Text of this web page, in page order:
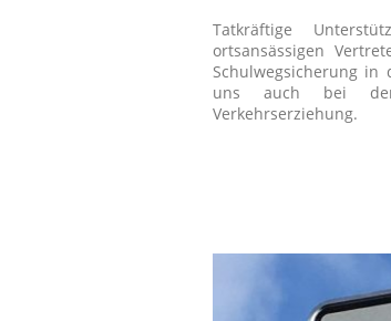
Tatkräftige
ortsansässigen
Schulwegsicherung in
uns auch bei
Verkehrserziehung.